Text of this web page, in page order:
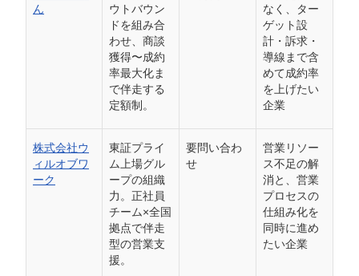
会社概要資料をダウンロー
ドする
StockSun株式会社
〒160-0023 東京都新宿区西新宿3丁目8番3号 新
プライバシーポリシー
ん
ウトバウン
ドを組み合
わせ、商談
獲得〜成約
率最大化ま
で伴走する
定額制。
なく、ター
ゲット設
計・訴求・
導線まで含
めて成約率
を上げたい
企業
株式会社ウ
ィルオブワ
ーク
東証プライ
ム上場グル
ープの組織
力。正社員
チーム×全国
拠点で伴走
型の営業支
援。
要問い合わ
せ
営業リソー
ス不足の解
消と、営業
プロセスの
仕組み化を
同時に進め
たい企業